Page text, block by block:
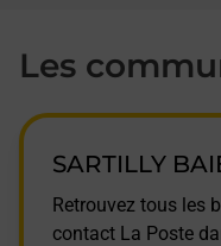
Les
SARTILLY
Retrouvez tous les
contact La Poste